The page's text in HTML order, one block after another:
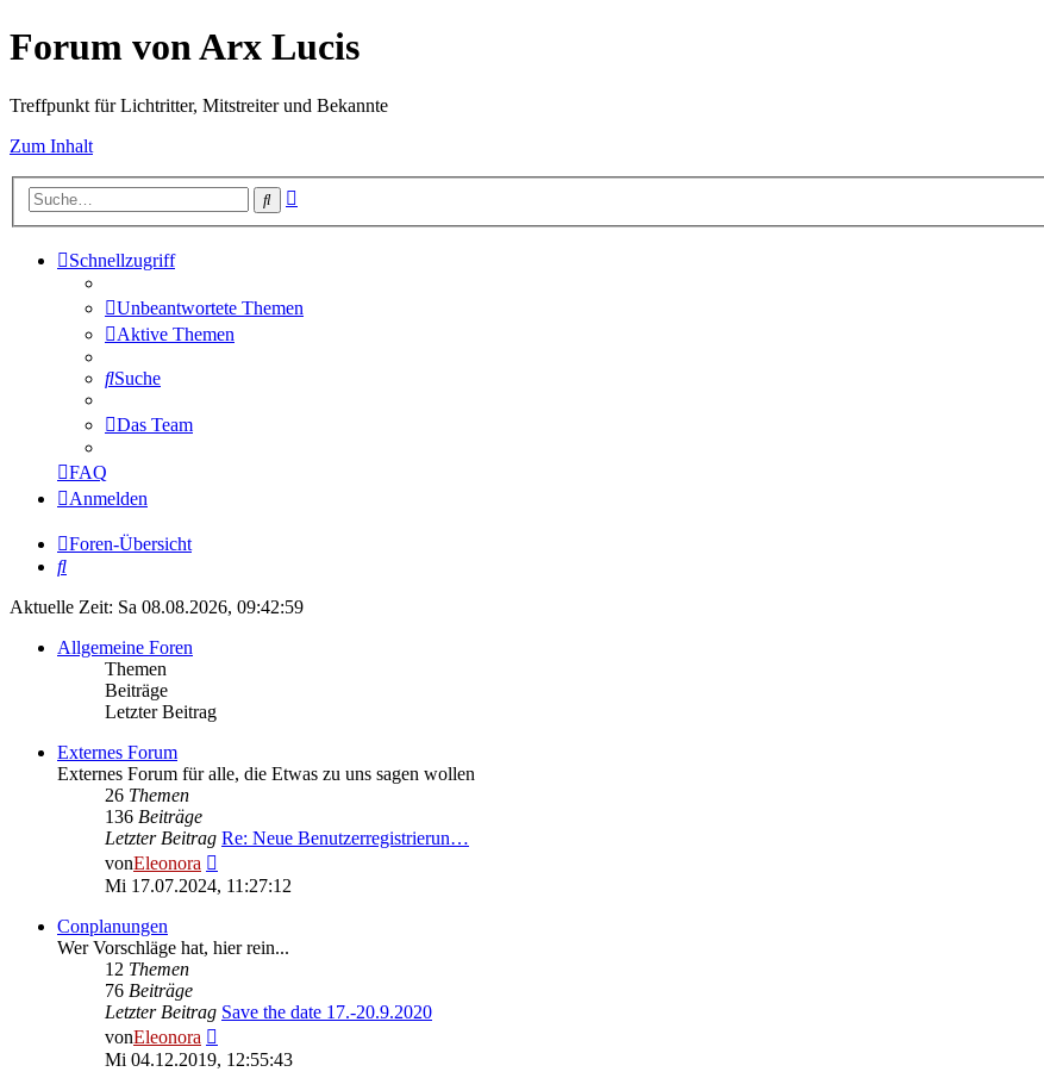
Forum von Arx Lucis
Treffpunkt für Lichtritter, Mitstreiter und Bekannte
Zum Inhalt
Suche
Schnellzugriff
Unbeantwortete Themen
Aktive Themen
Suche
Das Team
FAQ
Anmelden
Foren-Übersicht
Suche
Aktuelle Zeit: Sa 08.08.2026, 09:42:59
Allgemeine Foren
Themen
Beiträge
Letzter Beitrag
Externes Forum
Externes Forum für alle, die Etwas zu uns sagen wollen
26 Themen
136 Beiträge
Letzter Beitrag Re: Neue Benutzerregistrierun…
vonEleonora
Beitrag
Mi 17.07.2024, 11:27:12
Conplanungen
Wer Vorschläge hat, hier rein...
12 Themen
76 Beiträge
Letzter Beitrag Save the date 17.-20.9.2020
vonEleonora
Beitrag
Mi 04.12.2019, 12:55:43